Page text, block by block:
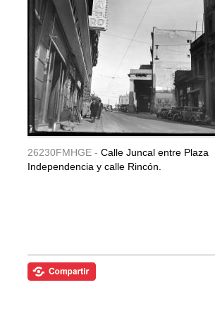
26230FMHGE - Calle Juncal entre Plaza
Independencia y calle Rincón.